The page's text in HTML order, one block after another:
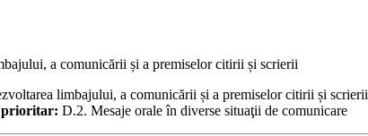
a comunicării și a premiselor citirii și scrierii
limbajului, a comunicării și a premiselor citirii și scrierii
prioritar: D.2. Mesaje orale în diverse situaţii de comunicare